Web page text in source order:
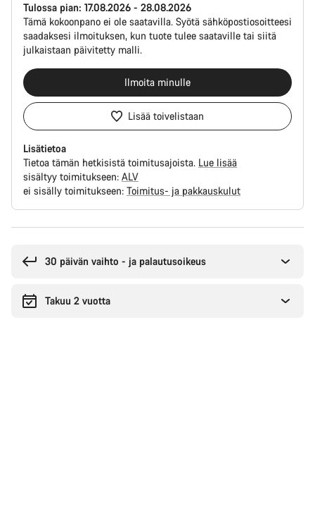
Tulossa pian: 17.08.2026 - 28.08.2026
Tämä kokoonpano ei ole saatavilla. Syötä sähköpostiosoitteesi
saadaksesi ilmoituksen, kun tuote tulee saataville tai siitä
julkaistaan päivitetty malli.
Ilmoita minulle
Lisää toivelistaan
Lisätietoa
Tietoa tämän hetkisistä toimitusajoista. Lue lisää
sisältyy toimitukseen: ALV
ei sisälly toimitukseen: Toimitus- ja pakkauskulut
30 päivän vaihto - ja palautusoikeus
Takuu 2 vuotta